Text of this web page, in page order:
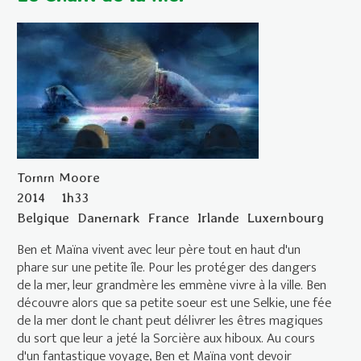
Tomm Moore
2014
1h33
Belgique Danemark France Irlande Luxembourg
Ben et Maïna vivent avec leur père tout en haut d'un
phare sur une petite île. Pour les protéger des dangers
de la mer, leur grandmère les emmène vivre à la ville. Ben
découvre alors que sa petite soeur est une Selkie, une fée
de la mer dont le chant peut délivrer les êtres magiques
du sort que leur a jeté la Sorcière aux hiboux. Au cours
d'un fantastique voyage, Ben et Maïna vont devoir